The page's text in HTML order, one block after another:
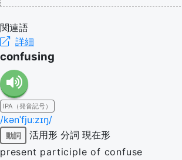
関連語
詳細
confusing
IPA（発音記号）
/kənˈfjuːzɪŋ/
動詞 活用形 分詞 現在形
present participle of confuse